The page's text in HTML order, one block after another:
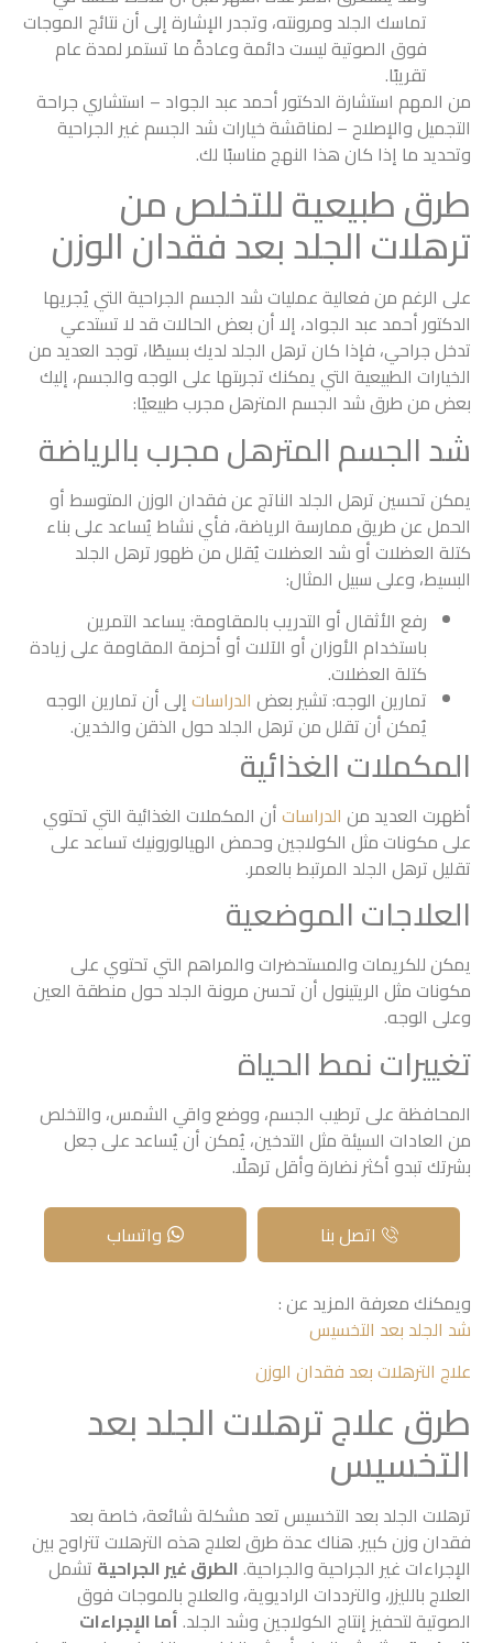
تماسك الجلد ومرونته، وتجدر الإشارة إلى أن نتائج الموجات
فوق الصوتية ليست دائمة وعادةً ما تستمر لمدة عام
تقريبًا.
من المهم استشارة الدكتور أحمد عبد الجواد – استشاري جراحة
التجميل والإصلاح – لمناقشة خيارات شد الجسم غير الجراحية
وتحديد ما إذا كان هذا النهج مناسبًا لك.
طرق طبيعية للتخلص من
ترهلات الجلد بعد فقدان الوزن
على الرغم من فعالية عمليات شد الجسم الجراحية التي يُجريها
الدكتور أحمد عبد الجواد، إلا أن بعض الحالات قد لا تستدعي
تدخل جراحي، فإذا كان ترهل الجلد لديك بسيطًا، توجد العديد من
الخيارات الطبيعية التي يمكنك تجربتها على الوجه والجسم، إليك
بعض من طرق شد الجسم المترهل مجرب طبيعيًا:
شد الجسم المترهل مجرب بالرياضة
يمكن تحسين ترهل الجلد الناتج عن فقدان الوزن المتوسط أو
الحمل عن طريق ممارسة الرياضة، فأي نشاط يُساعد على بناء
كتلة العضلات أو شد العضلات يُقلل من ظهور ترهل الجلد
البسيط، وعلى سبيل المثال:
رفع الأثقال أو التدريب بالمقاومة: يساعد التمرين
باستخدام الأوزان أو الآلات أو أحزمة المقاومة على زيادة
كتلة العضلات.
تمارين الوجه: تشير بعض الدراساتإلى أن تمارين الوجه
يُمكن أن تقلل من ترهل الجلد حول الذقن والخدين.
المكملات الغذائية
أظهرت العديد من الدراساتأن المكملات الغذائية التي تحتوي
على مكونات مثل الكولاجين وحمض الهيالورونيك تساعد على
تقليل ترهل الجلد المرتبط بالعمر.
العلاجات الموضعية
يمكن للكريمات والمستحضرات والمراهم التي تحتوي على
مكونات مثل الريتينول أن تحسن مرونة الجلد حول منطقة العين
وعلى الوجه.
تغييرات نمط الحياة
المحافظة على ترطيب الجسم، ووضع واقي الشمس، والتخلص
من العادات السيئة مثل التدخين، يُمكن أن يُساعد على جعل
بشرتك تبدو أكثر نضارة وأقل ترهلًا.
اتصل بنا واتساب
ويمكنك معرفة المزيد عن :
شد الجلد بعد التخسيس
علاج الترهلات بعد فقدان الوزن
طرق علاج ترهلات الجلد بعد
التخسيس
ترهلات الجلد بعد التخسيس تعد مشكلة شائعة، خاصة بعد
فقدان وزن كبير. هناك عدة طرق لعلاج هذه الترهلات تتراوح بين
الإجراءات غير الجراحية والجراحية. الطرق غير الجراحية تشمل
العلاج بالليزر، والترددات الراديوية، والعلاج بالموجات فوق
الصوتية لتحفيز إنتاج الكولاجين وشد الجلد.أما الإجراءات